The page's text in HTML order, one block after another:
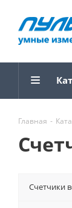
Главная -
Счетчики